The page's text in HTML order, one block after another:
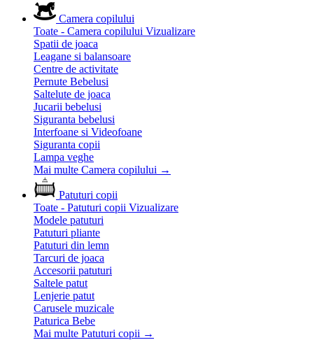
Camera copilului
Toate - Camera copilului Vizualizare
Spatii de joaca
Leagane si balansoare
Centre de activitate
Pernute Bebelusi
Saltelute de joaca
Jucarii bebelusi
Siguranta bebelusi
Interfoane si Videofoane
Siguranta copii
Lampa veghe
Mai multe Camera copilului →
Patuturi copii
Toate - Patuturi copii Vizualizare
Modele patuturi
Patuturi pliante
Patuturi din lemn
Tarcuri de joaca
Accesorii patuturi
Saltele patut
Lenjerie patut
Carusele muzicale
Paturica Bebe
Mai multe Patuturi copii →